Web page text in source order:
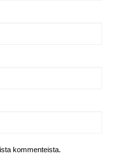
kommenteista.